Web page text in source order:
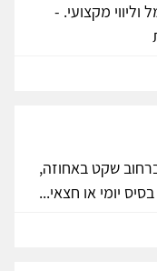
מקצועי. -
שקט באחוזה,
יומי או חצאי...